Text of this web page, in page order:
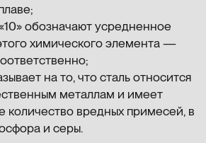
обозначают усредненное
химического элемента —
на то, что сталь относится
металлам и имеет
количество вредных примесей, в
и серы.